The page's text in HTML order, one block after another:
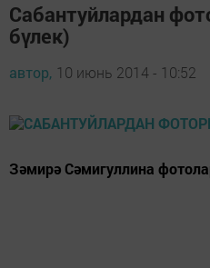
Сабантуйлардан
бүлек)
автор, 10 июнь 2014 - 10:52
Зәмирә Сәмигуллина